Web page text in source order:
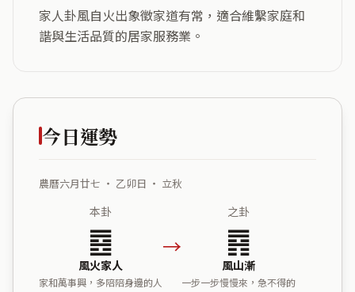
家人卦風自火出象徵家道有常，適合維繫家庭和
諧與生活品質的居家服務業。
今日運勢
農曆六月廿七 ・ 乙卯日 ・ 立秋
本卦
䷤
風火家人
家和萬事興，多陪陪身邊的人
→
之卦
䷴
風山漸
一步一步慢慢來，急不得的